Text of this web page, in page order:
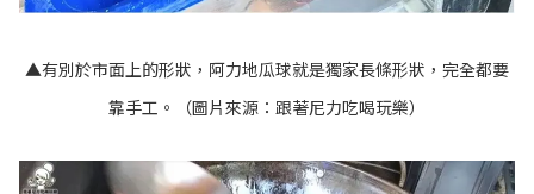
▲有別於市面上的形狀，阿力地瓜球就是獨家長條形狀，完全都要
靠手工。（圖片來源： 跟著尼力吃喝玩樂）